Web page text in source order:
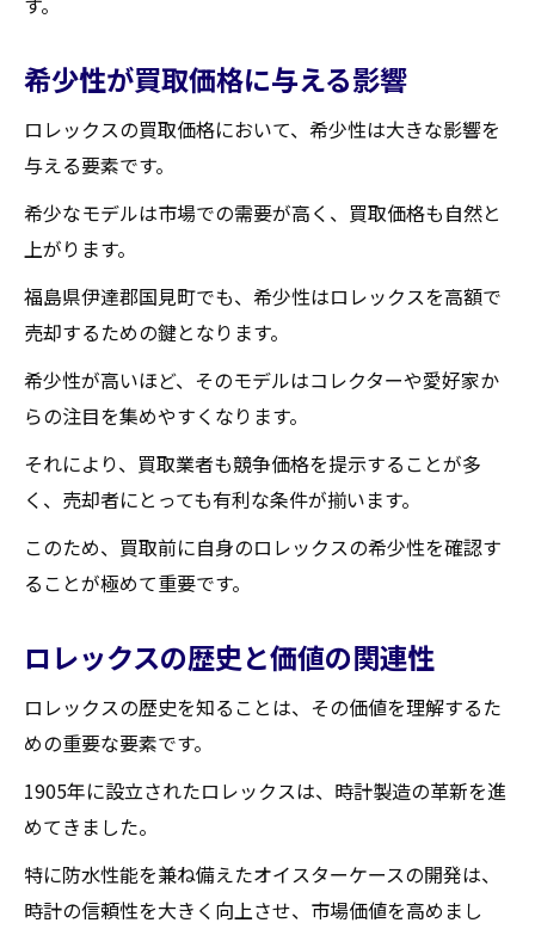
希少性が買取価格に与える影響
ロレックスの買取価格において、希少性は大きな影響を
与える要素です。
希少なモデルは市場での需要が高く、買取価格も自然と
上がります。
福島県伊達郡国見町でも、希少性はロレックスを高額で
売却するための鍵となります。
希少性が高いほど、そのモデルはコレクターや愛好家か
らの注目を集めやすくなります。
それにより、買取業者も競争価格を提示することが多
く、売却者にとっても有利な条件が揃います。
このため、買取前に自身のロレックスの希少性を確認す
ることが極めて重要です。
ロレックスの歴史と価値の関連性
ロレックスの歴史を知ることは、その価値を理解するた
めの重要な要素です。
1905年に設立されたロレックスは、時計製造の革新を進
めてきました。
特に防水性能を兼ね備えたオイスターケースの開発は、
時計の信頼性を大きく向上させ、市場価値を高めまし